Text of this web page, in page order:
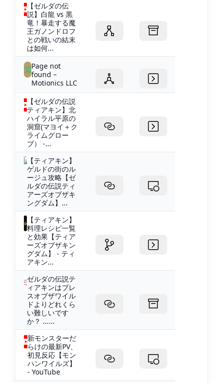
【ゼルダの伝
説】白龍 vs 黒
竜！暴走する魔
王ガノンドロフ
との戦いの結末
は如何...
Page not
found –
Motionics LLC
【ゼルダの伝説
ティアキン】北
ハイラル平原の
洞窟(マヨイ＋ク
ライムグロー
ブ） -...
【ティアキン】
ゲルドの街のル
ージュ攻略【ゼ
ルダの伝説ティ
アーズオブザキ
ングダム】...
【ティアキン】
料理レシピ一覧
と効果【ティア
ーズオブザキン
グダム】 - ティ
アキン...
ゼルダの伝説テ
ィアキンはブレ
スオブザワイル
ドよりどれくら
い難しいです
か？ ......
新モンスターだ
らけの最新PV、
初見反応【モン
ハンワイルズ】
- YouTube